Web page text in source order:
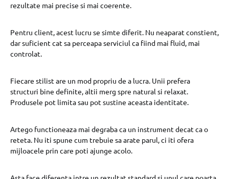
rezultate mai precise si mai coerente.
Pentru client, acest lucru se simte diferit. Nu neaparat constient,
dar suficient cat sa perceapa serviciul ca fiind mai fluid, mai
controlat.
Fiecare stilist are un mod propriu de a lucra. Unii prefera
structuri bine definite, altii merg spre natural si relaxat.
Produsele pot limita sau pot sustine aceasta identitate.
Artego functioneaza mai degraba ca un instrument decat ca o
reteta. Nu iti spune cum trebuie sa arate parul, ci iti ofera
mijloacele prin care poti ajunge acolo.